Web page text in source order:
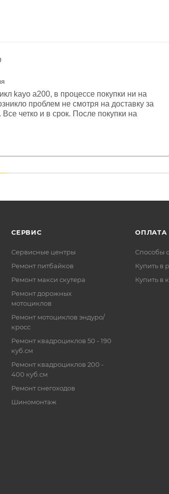
kayo a200, в процессе покупки ни на
проблем не смотря на доставку за
четко и в срок. После покупки на
был 0, при этом представители магазина
связи и в итоге проблема была решена.
о небезразличии к клиенту после
СЕРВИС
Сервисные центры
Ремонт питбайков
Ремонт макси скутера
Ремонт дорожных
мотоциклов
Ремонт мотоциклов эндуро/
кросс
Ремонт квадроциклов 50 - 190
куб.см
Ремонт квадроциклов 200 -
400 куб.см
Ремонт снегоходов
Шиномонтаж
ОПЛАТА
Способы
Купить в
Купить в